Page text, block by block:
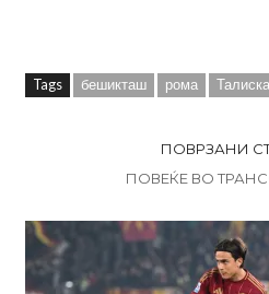
Tags бешикташ рома Талиска
ПОВРЗАНИ
ПОВЕЌЕ ВО